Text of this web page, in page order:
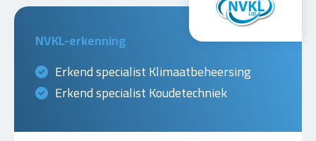
NVKL-erkenning
Erkend specialist Klimaatbeheersing
Erkend specialist Koudetechniek